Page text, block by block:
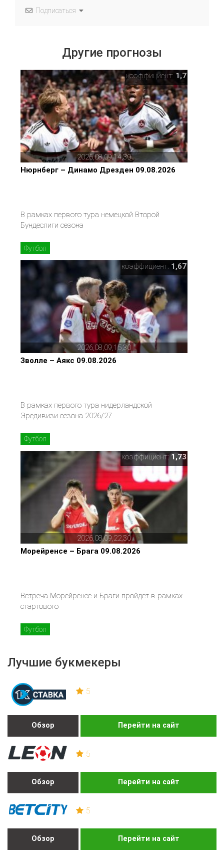
Лучшие букмекеры
5
Обзор Перейти на сайт
5
Обзор Перейти на сайт
5
Обзор Перейти на сайт
Подписаться
Другие прогнозы
2026,08,09,14,30
коэффициент: 1,7
Нюрнберг – Динамо Дрезден 09.08.2026
В рамках первого тура немецкой Второй
Бундеслиги сезона
Футбол
2026,08,09,15,30
коэффициент: 1,67
Зволле – Аякс 09.08.2026
В рамках первого тура нидерландской
Эредивизи сезона 2026/27
Футбол
2026,08,09,22,30
коэффициент:1,73
Морейренсе – Брага 09.08.2026
Встреча Морейренсе и Браги пройдет в рамках
стартового
Футбол